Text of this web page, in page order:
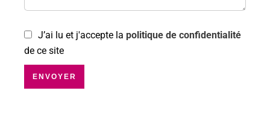
J’ai lu et j'accepte la politique de confidentialité
de ce site
ENVOYER